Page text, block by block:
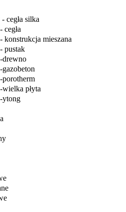
cegła silka
cegła
konstrukcja mieszana
pustak
drewno
porotherm
płyta
ytong